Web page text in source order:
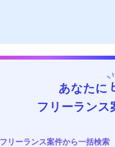
あなたに
フリーランス
リーランス案件から一括検索